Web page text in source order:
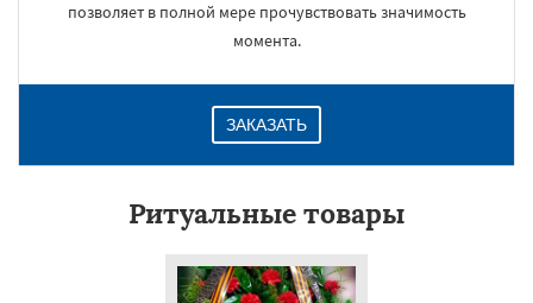
позволяет в полной мере прочувствовать значимость
момента.
ЗАКАЗАТЬ
Ритуальные товары